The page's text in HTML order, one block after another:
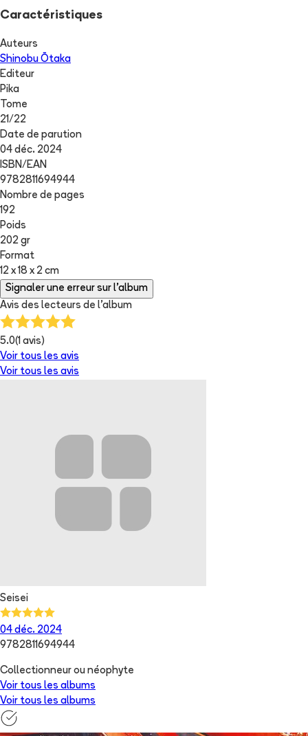
Caractéristiques
Auteurs
Shinobu Ōtaka
Editeur
Pika
Tome
21/22
Date de parution
04 déc. 2024
ISBN/EAN
9782811694944
Nombre de pages
192
Poids
202 gr
Format
12 x 18 x 2 cm
Signaler une erreur sur l'album
Avis des lecteurs de l'album
5.0(1 avis)
Voir tous les avis
Voir tous les avis
Seisei
04 déc. 2024
9782811694944
Collectionneur ou néophyte
Voir tous les albums
Voir tous les albums